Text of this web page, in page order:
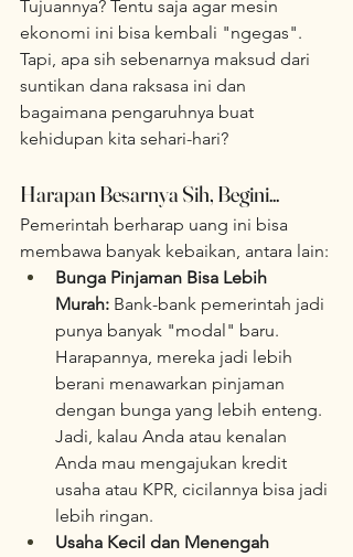
Tujuannya? Tentu saja agar mesin
ekonomi ini bisa kembali "ngegas".
Tapi, apa sih sebenarnya maksud dari
suntikan dana raksasa ini dan
bagaimana pengaruhnya buat
kehidupan kita sehari-hari?
Harapan Besarnya Sih, Begini...
Pemerintah berharap uang ini bisa
membawa banyak kebaikan, antara lain:
Bunga Pinjaman Bisa Lebih
Murah: Bank-bank pemerintah jadi
punya banyak "modal" baru.
Harapannya, mereka jadi lebih
berani menawarkan pinjaman
dengan bunga yang lebih enteng.
Jadi, kalau Anda atau kenalan
Anda mau mengajukan kredit
usaha atau KPR, cicilannya bisa jadi
lebih ringan.
Usaha Kecil dan Menengah